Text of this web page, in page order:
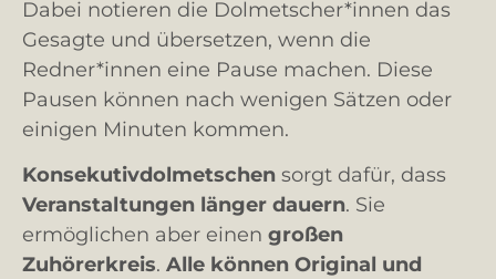
Dabei notieren die Dolmetscher*innen das
Gesagte und übersetzen, wenn die
Redner*innen eine Pause machen. Diese
Pausen können nach wenigen Sätzen oder
einigen Minuten kommen.
Konsekutivdolmetschen sorgt dafür, dass
Veranstaltungen länger dauern. Sie
ermöglichen aber einen großen
Zuhörerkreis. Alle können Original und